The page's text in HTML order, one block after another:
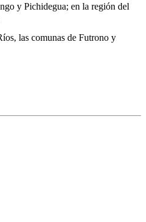
y Pichidegua; en la región del
las comunas de Futrono y